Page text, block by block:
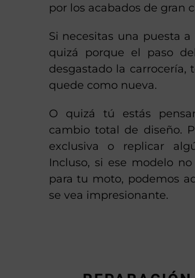
por los acabados de gran
Si necesitas una puesta
quizá porque el paso
desgastado la
quede como nueva.
O quizá tú estás
cambio total de diseño.
exclusiva o replicar
Incluso, si ese modelo
para tu moto, podemos
se vea impresionante.